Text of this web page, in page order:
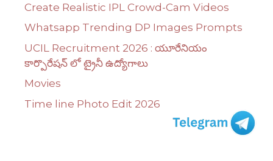
Create Realistic IPL Crowd-Cam Videos
Whatsapp Trending DP Images Prompts
UCIL Recruitment 2026 : యూరేనియం
కార్పొరేషన్ లో ట్రైనీ ఉద్యోగాలు
Movies
Time line Photo Edit 2026